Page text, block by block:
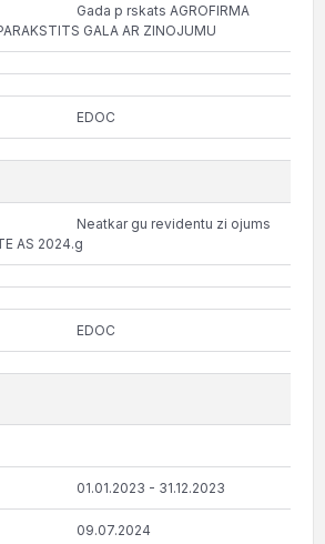
Gada p rskats AGROFIRMA
GALA AR ZINOJUMU
EDOC
Neatkar gu revidentu zi ojums
AS 2024.g
EDOC
01.01.2023 - 31.12.2023
09.07.2024